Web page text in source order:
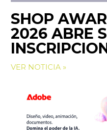
SHOP
2026 ABRE
VER NOTICIA »